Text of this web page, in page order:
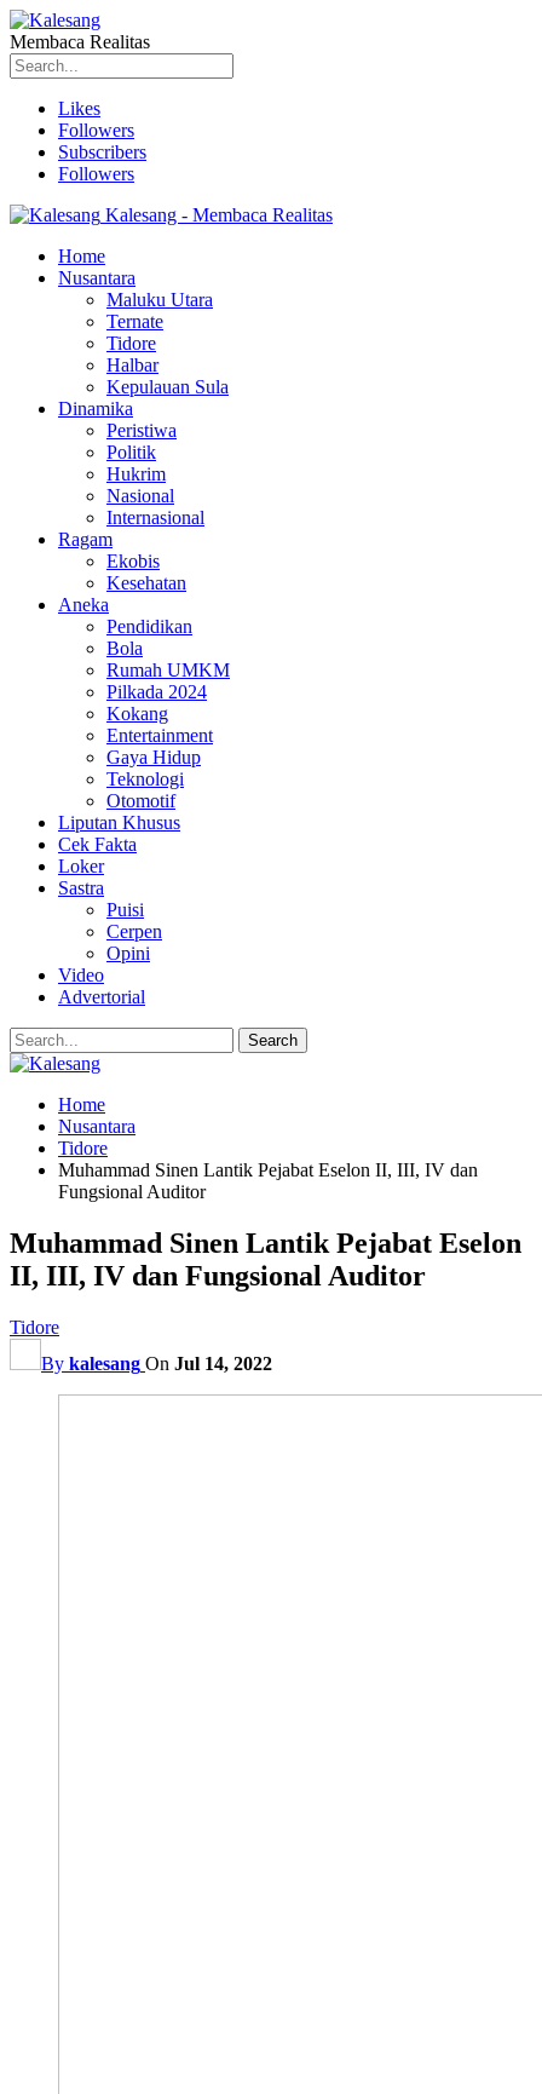
Membaca Realitas
Likes
Followers
Subscribers
Followers
Kalesang - Membaca Realitas
Home
Nusantara
Maluku Utara
Ternate
Tidore
Halbar
Kepulauan Sula
Dinamika
Peristiwa
Politik
Hukrim
Nasional
Internasional
Ragam
Ekobis
Kesehatan
Aneka
Pendidikan
Bola
Rumah UMKM
Pilkada 2024
Kokang
Entertainment
Gaya Hidup
Teknologi
Otomotif
Liputan Khusus
Cek Fakta
Loker
Sastra
Puisi
Cerpen
Opini
Video
Advertorial
Home
Nusantara
Tidore
Muhammad Sinen Lantik Pejabat Eselon II, III, IV dan
Fungsional Auditor
Muhammad Sinen Lantik Pejabat Eselon
II, III, IV dan Fungsional Auditor
Tidore
By kalesang On Jul 14, 2022